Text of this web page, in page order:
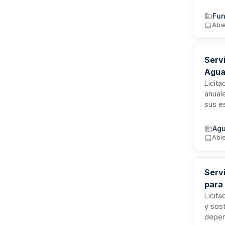
la
sus
para
y